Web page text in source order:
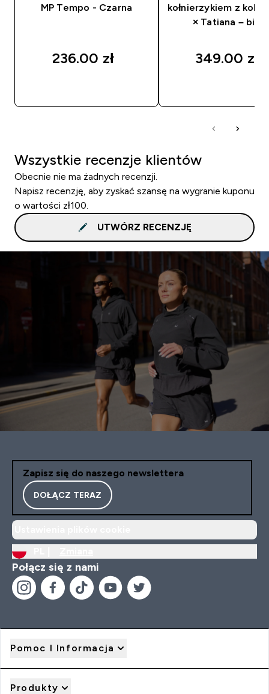
MP Tempo - Czarna
236.00 zł‎
kołnierzykiem z
× Tatiana – biała
349.00 zł‎
Wszystkie recenzje klientów
Obecnie nie ma żadnych recenzji.
Napisz recenzję, aby zyskać szansę na wygranie kuponu
o wartości zł100.
UTWÓRZ RECENZJĘ
Zapisz się do naszego newslettera
DOŁĄCZ TERAZ
Połącz się z nami
Pomoc I Informacja
Produkty